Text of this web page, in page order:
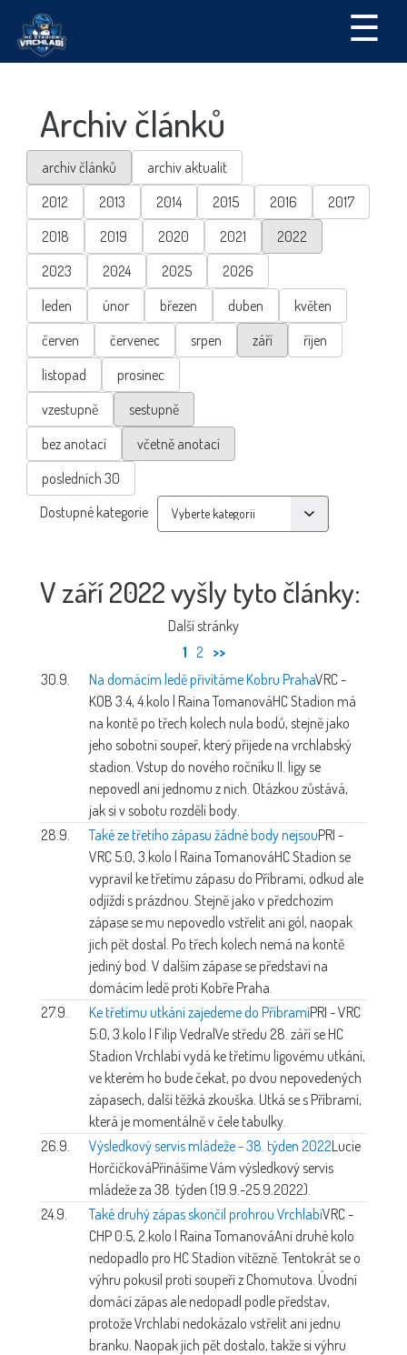
☰
Archiv článků
archiv článků
archiv aktualit
2012
2013 2014 2015 2016
2017
2018
2019 2020 2021
2022
2023
2024 2025
2026
leden
únor březen duben
květen
červen
červenec srpen září
říjen
listopad
prosinec
vzestupně
sestupně
bez anotací
včetně anotací
posledních 30
Dostupné kategorie
V září 2022 vyšly tyto články:
Další stránky
1 2 >>
30.9.
Na domácím ledě přivítáme Kobru PrahaVRC -
KOB 3:4, 4.kolo | Raina TomanováHC Stadion má
na kontě po třech kolech nula bodů, stejně jako
jeho sobotní soupeř, který přijede na vrchlabský
stadion. Vstup do nového ročníku II. ligy se
nepovedl ani jednomu z nich. Otázkou zůstává,
jak si v sobotu rozdělí body.
28.9.
Také ze třetího zápasu žádné body nejsouPRI -
VRC 5:0, 3.kolo | Raina TomanováHC Stadion se
vypravil ke třetímu zápasu do Příbrami, odkud ale
odjíždí s prázdnou. Stejně jako v předchozím
zápase se mu nepovedlo vstřelit ani gól, naopak
jich pět dostal. Po třech kolech nemá na kontě
jediný bod. V dalším zápase se představí na
domácím ledě proti Kobře Praha.
27.9.
Ke třetímu utkání zajedeme do PříbramiPRI - VRC
5:0, 3.kolo | Filip VedralVe středu 28. září se HC
Stadion Vrchlabí vydá ke třetímu ligovému utkání,
ve kterém ho bude čekat, po dvou nepovedených
zápasech, další těžká zkouška. Utká se s Příbramí,
která je momentálně v čele tabulky.
26.9.
Výsledkový servis mládeže - 38. týden 2022Lucie
HorčičkováPřinášíme Vám výsledkový servis
mládeže za 38. týden (19.9.-25.9.2022).
24.9.
Také druhý zápas skončil prohrou VrchlabíVRC -
CHP 0:5, 2.kolo | Raina TomanováAni druhé kolo
nedopadlo pro HC Stadion vítězně. Tentokrát se o
výhru pokusil proti soupeři z Chomutova. Úvodní
domácí zápas ale nedopadl podle představ,
protože Vrchlabí nedokázalo vstřelit ani jednu
branku. Naopak jich pět dostalo, takže si výhru